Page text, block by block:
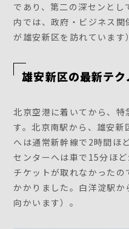
であり、第二の深センと
内では、政府・ビジネス
が雄安新区を訪れています
雄安新区の最新テク
北京空港に着いてから、
す。北京南駅から、雄安新
へは通常新幹線で2時間ほ
センターへは車で15分ほ
チケットが取れなかった
かかりました。白洋淀駅
向かいます）。